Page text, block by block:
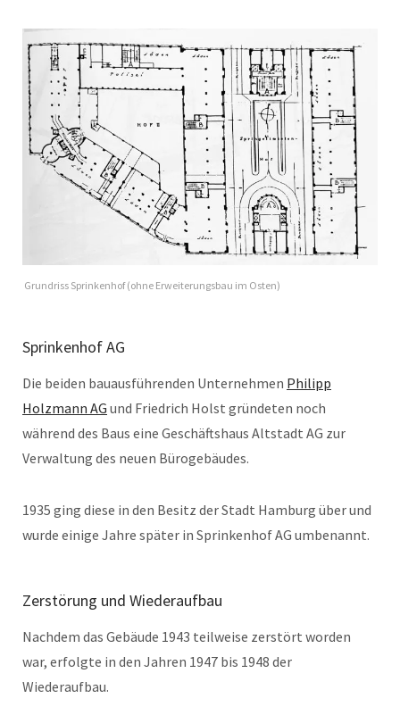
Grundriss Sprinkenhof (ohne Erweiterungsbau im Osten)
Sprinkenhof AG
Die beiden bauausführenden Unternehmen Philipp
Holzmann AG und Friedrich Holst gründeten noch
während des Baus eine Geschäftshaus Altstadt AG zur
Verwaltung des neuen Bürogebäudes.
1935 ging diese in den Besitz der Stadt Hamburg über und
wurde einige Jahre später in Sprinkenhof AG umbenannt.
Zerstörung und Wiederaufbau
Nachdem das Gebäude 1943 teilweise zerstört worden
war, erfolgte in den Jahren 1947 bis 1948 der
Wiederaufbau.